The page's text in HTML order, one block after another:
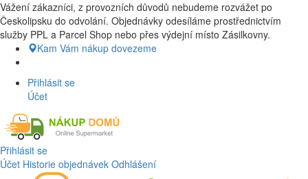
Nákup Potraviny domů, Nákup potraviny online, Čerstvé potraviny
dovezeme až k vašim dveřím. Česká lípa a okolí doprava zdarma.
Nakupdomu.cz
Vážení zákazníci, z provozních důvodů nebudeme rozvážet po
Českolipsku do odvolání. Objednávky odesíláme prostřednictvím
služby PPL a Parcel Shop nebo přes výdejní místo Zásilkovny.
Kam Vám nákup dovezeme
Přihlásit se
Účet
Přihlásit se
Účet Historie objednávek Odhlášení